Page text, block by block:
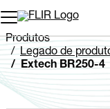
Produtos
Legado de
Extech BR250-4